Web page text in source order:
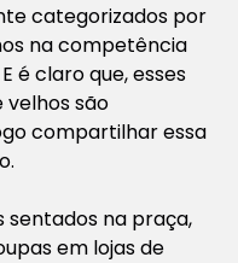
categorizados por
na competência
é claro que, esses
velhos são
compartilhar essa
sentados na praça,
em lojas de